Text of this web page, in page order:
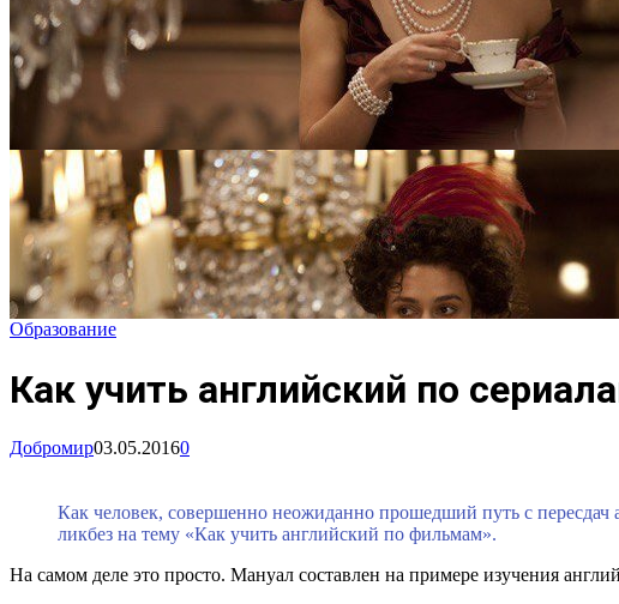
Образование
Как учить английский по
Добромир03.05.20160
Как человек, совершенно неожиданно прошедший путь с пересдач
ликбез на тему «Как учить английский по фильмам».
На самом деле это просто. Мануал составлен на примере изучения